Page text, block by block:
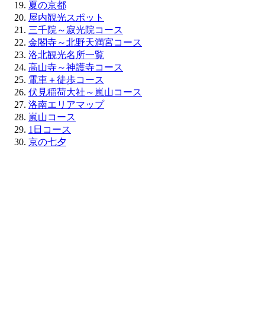
夏の京都
屋内観光スポット
三千院～寂光院コース
金閣寺～北野天満宮コース
洛北観光名所一覧
高山寺～神護寺コース
電車＋徒歩コース
伏見稲荷大社～嵐山コース
洛南エリアマップ
嵐山コース
1日コース
京の七夕